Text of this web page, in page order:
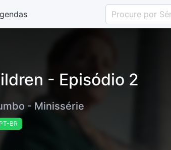
- Episódio 2
- Minissérie
BR